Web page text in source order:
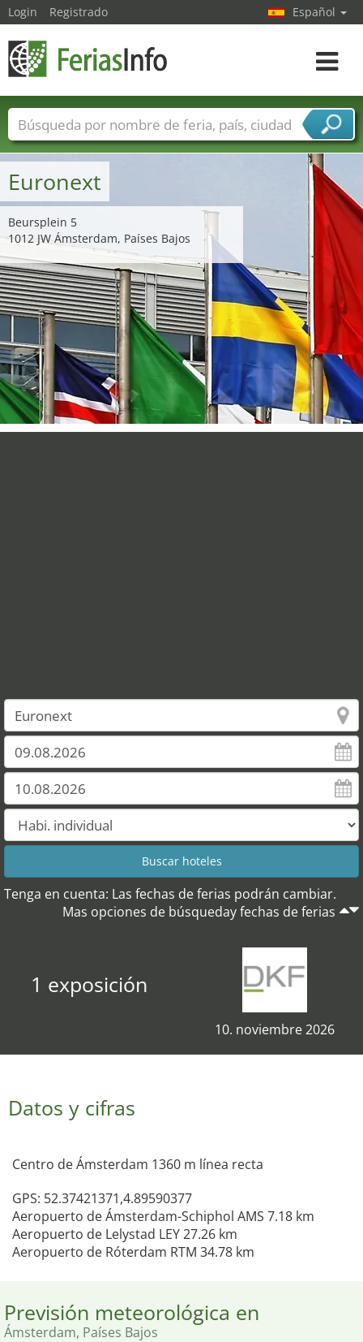
Euronext
Beursplein 5
1012 JW Ámsterdam, Países Bajos
Tenga en cuenta: Las fechas de ferias podrán cambiar.
Mas opciones de búsqueday fechas de ferias
1 exposición
10. noviembre 2026
Datos y cifras
Centro de Ámsterdam 1360 m línea recta
GPS: 52.37421371,4.89590377
Aeropuerto de Ámsterdam-Schiphol AMS 7.18 km
Aeropuerto de Lelystad LEY 27.26 km
Aeropuerto de Róterdam RTM 34.78 km
Previsión meteorológica en
Ámsterdam, Países Bajos
Login Registrado Español
toggle
Nombres de ferias Países
Ciudades
Sectores de ferias
Sectores de proveedor de servicios